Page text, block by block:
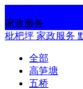
家政服务
枇杷坪 家政服务
全部
高笋塘
五桥